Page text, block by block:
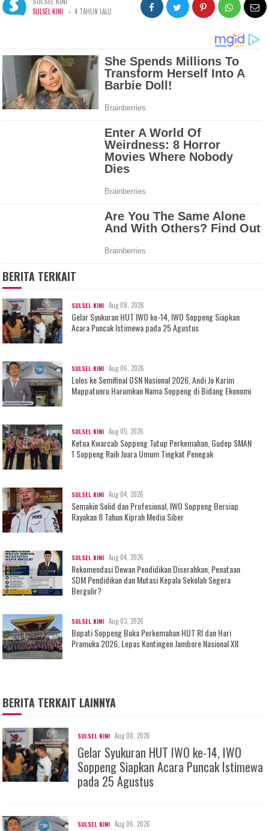
SULSEL KINI - 4 TAHUN LALU
BERITA TERKAIT
SULSEL KINI Aug 08, 2026
Gelar Syukuran HUT IWO ke-14, IWO Soppeng Siapkan
Acara Puncak Istimewa pada 25 Agustus
SULSEL KINI Aug 06, 2026
Lolos ke Semifinal OSN Nasional 2026, Andi Jo Karim
Mappatunru Harumkan Nama Soppeng di Bidang Ekonomi
SULSEL KINI Aug 05, 2026
Ketua Kwarcab Soppeng Tutup Perkemahan, Gudep SMAN
1 Soppeng Raih Juara Umum Tingkat Penegak
SULSEL KINI Aug 04, 2026
Semakin Solid dan Profesional, IWO Soppeng Bersiap
Rayakan 8 Tahun Kiprah Media Siber
SULSEL KINI Aug 04, 2026
Rekomendasi Dewan Pendidikan Diserahkan, Penataan
SDM Pendidikan dan Mutasi Kepala Sekolah Segera
Bergulir?
SULSEL KINI Aug 03, 2026
Bupati Soppeng Buka Perkemahan HUT RI dan Hari
Pramuka 2026, Lepas Kontingen Jambore Nasional XII
BERITA TERKAIT LAINNYA
SULSEL KINI Aug 08, 2026
Gelar Syukuran HUT IWO ke-14, IWO
Soppeng Siapkan Acara Puncak Istimewa
pada 25 Agustus
SULSEL KINI Aug 06, 2026